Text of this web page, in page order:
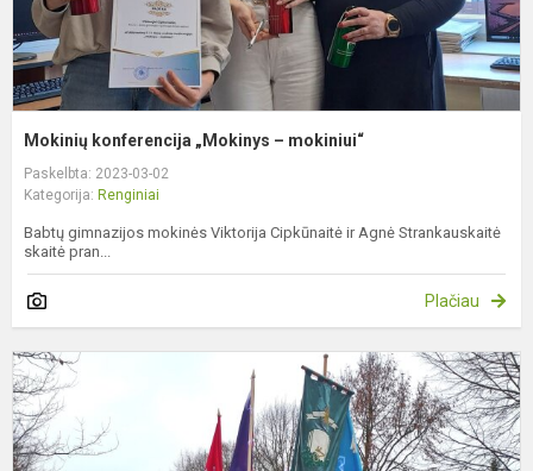
Mokinių konferencija „Mokinys – mokiniui“
Paskelbta: 2023-03-02
Kategorija: Renginiai
Babtų gimnazijos mokinės Viktorija Cipkūnaitė ir Agnė Strankauskaitė
skaitė pran...
Plačiau